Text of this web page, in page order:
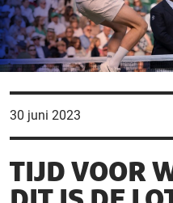
30 juni 2023
TIJD VOOR